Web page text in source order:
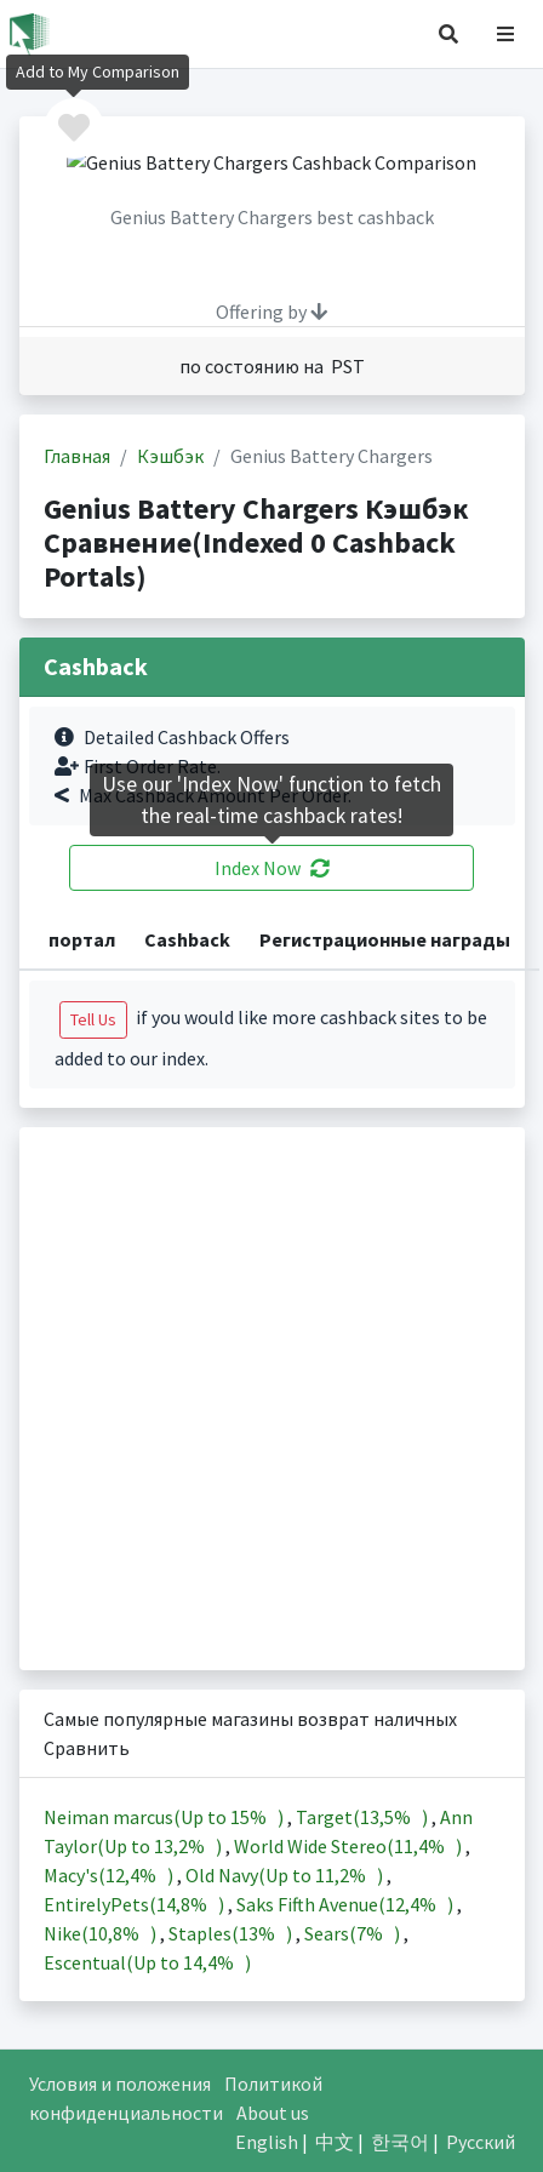
Genius Battery Chargers best cashback
Offering by
по состоянию на PST
Главная Кэшбэк Genius Battery Chargers
Genius Battery Chargers Кэшбэк
Сравнение(Indexed 0 Cashback
Portals)
Cashback
Detailed Cashback Offers
First Order Rate.
Max Cashback Amount Per Order.
Index Now
портал Cashback Регистрационные награды
Tell Us
if you would like more cashback sites to be
added to our index.
Самые популярные магазины возврат наличных
Сравнить
Neiman marcus(Up to 15% ) , Target(13,5% ) , Ann
Taylor(Up to 13,2% ) , World Wide Stereo(11,4% ) ,
Macy's(12,4% ) , Old Navy(Up to 11,2% ) ,
EntirelyPets(14,8% ) , Saks Fifth Avenue(12,4% ) ,
Nike(10,8% ) , Staples(13% ) , Sears(7% ) ,
Escentual(Up to 14,4% )
Условия и положения
Политикой
конфиденциальности About us
English | 中文 | 한국어 | Русский
Add to My Comparison
Use our 'Index Now' function to fetch
the real-time cashback rates!